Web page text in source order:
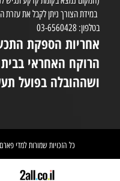
שעות הפעילות:
ימים א-ה 08:30-20:00
(המקום נמצא בקומת קרקע ונגיש לנכים.
במידת הצורך ניתן לקבל את עזרת הצוות
בטלפון: 03-6560428
הרוקח האחראי בבית
ושההובלה בפועל